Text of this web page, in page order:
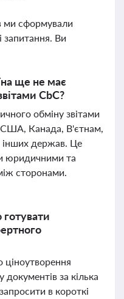
ми сформували
запитання. Ви
ще не має
CbC?
обміну звітами
США, Канада, В'єтнам,
інших держав. Це
юридичними та
сторонами.
ціноутворення
за кілька
в короткі